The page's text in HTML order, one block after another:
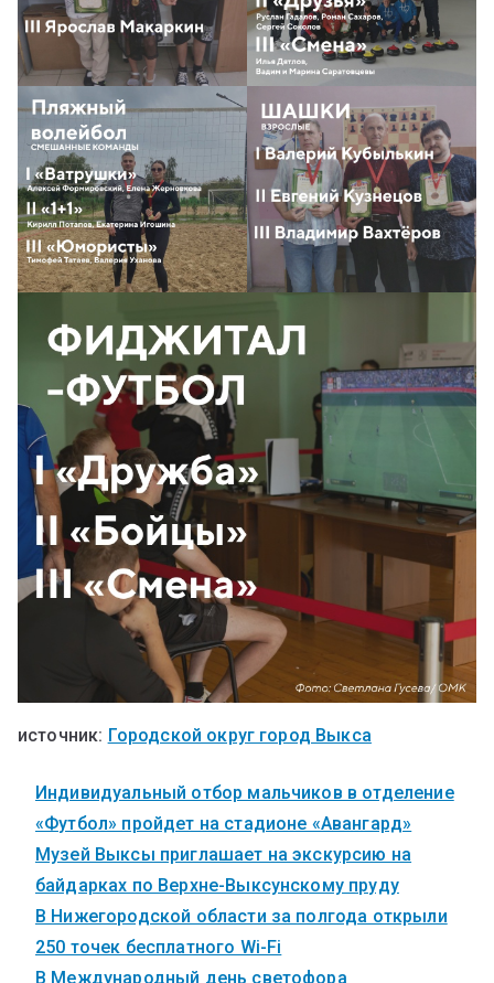
источник: Городской округ город Выкса
Индивидуальный отбор мальчиков в отделение
«Футбол» пройдет на стадионе «Авангард»
Музей Выксы приглашает на экскурсию на
байдарках по Верхне-Выксунскому пруду
В Нижегородской области за полгода открыли
250 точек бесплатного Wi-Fi
В Международный день светофора